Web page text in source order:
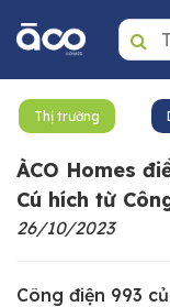
Trang nhất
Thuê
Dự án
Văn phòng
Thị trường
ÀCO Homes
Cú hích từ
26/10/2023
Công điện 993